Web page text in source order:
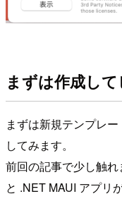
まずは作成し
まずは新規テンプレ
してみます。
前回の記事で少し触
と .NET MAUI アプリ